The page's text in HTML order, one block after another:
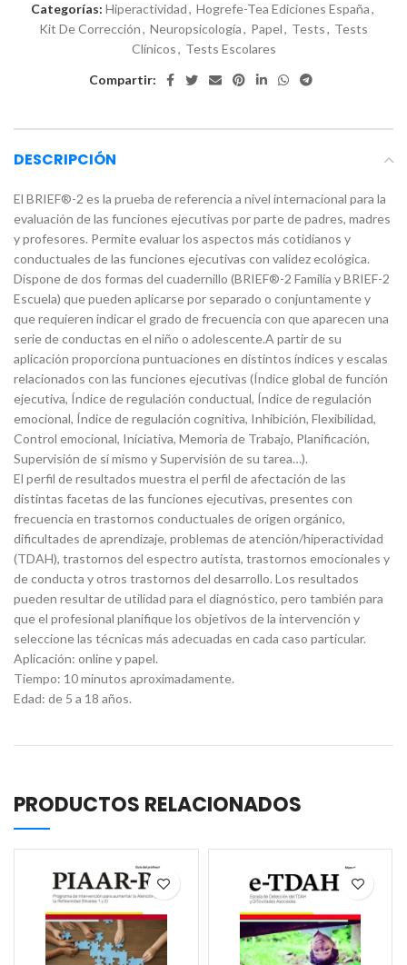
Categorías: Hiperactividad, Hogrefe-Tea Ediciones España,
Kit De Corrección, Neuropsicología, Papel, Tests, Tests
Clínicos, Tests Escolares
Compartir:
DESCRIPCIÓN
El BRIEF®-2 es la prueba de referencia a nivel internacional para la
evaluación de las funciones ejecutivas por parte de padres, madres
y profesores. Permite evaluar los aspectos más cotidianos y
conductuales de las funciones ejecutivas con validez ecológica.
Dispone de dos formas del cuadernillo (BRIEF®-2 Familia y BRIEF-2
Escuela) que pueden aplicarse por separado o conjuntamente y
que requieren indicar el grado de frecuencia con que aparecen una
serie de conductas en el niño o adolescente.A partir de su
aplicación proporciona puntuaciones en distintos índices y escalas
relacionados con las funciones ejecutivas (Índice global de función
ejecutiva, Índice de regulación conductual, Índice de regulación
emocional, Índice de regulación cognitiva, Inhibición, Flexibilidad,
Control emocional, Iniciativa, Memoria de Trabajo, Planificación,
Supervisión de sí mismo y Supervisión de su tarea…).
El perfil de resultados muestra el perfil de afectación de las
distintas facetas de las funciones ejecutivas, presentes con
frecuencia en trastornos conductuales de origen orgánico,
dificultades de aprendizaje, problemas de atención/hiperactividad
(TDAH), trastornos del espectro autista, trastornos emocionales y
de conducta y otros trastornos del desarrollo. Los resultados
pueden resultar de utilidad para el diagnóstico, pero también para
que el profesional planifique los objetivos de la intervención y
seleccione las técnicas más adecuadas en cada caso particular.
Aplicación: online y papel.
Tiempo: 10 minutos aproximadamente.
Edad: de 5 a 18 años.
PRODUCTOS RELACIONADOS